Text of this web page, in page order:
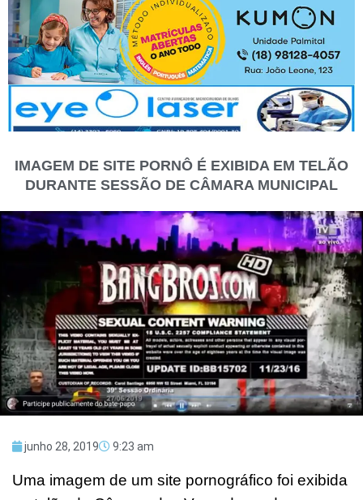
IMAGEM DE SITE PORNÔ É EXIBIDA EM TELÃO
DURANTE SESSÃO DE CÂMARA MUNICIPAL
junho 28, 2019 9:23 am
Uma imagem de um site pornográfico foi exibida